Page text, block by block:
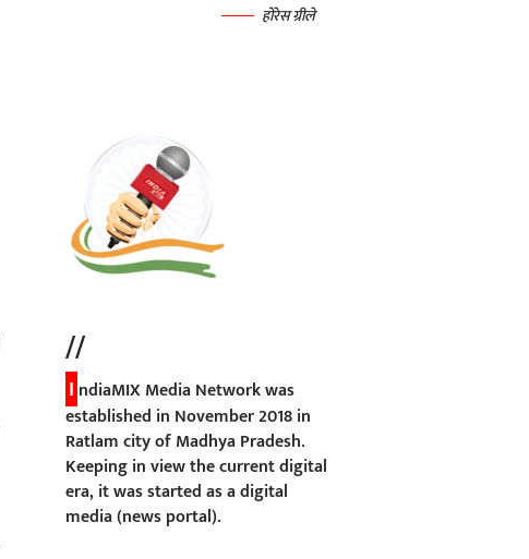
होरेस ग्रीले
//
I ndiaMIX Media Network was
established in November 2018 in
Ratlam city of Madhya Pradesh.
Keeping in view the current digital
era, it was started as a digital
media (news portal).